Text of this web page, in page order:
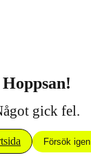
Hoppsan!
gick fel.
Försök igen